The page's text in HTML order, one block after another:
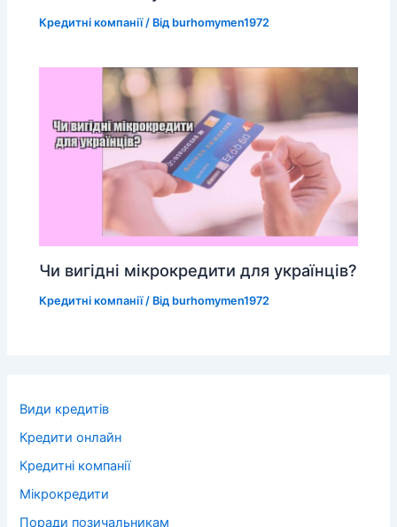
Кредитні компанії/ Від burhomymen1972
Чи вигідні мікрокредити для українців?
Кредитні компанії/ Від burhomymen1972
Види кредитів
Кредити онлайн
Кредитні компанії
Мікрокредити
Поради позичальникам